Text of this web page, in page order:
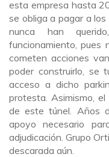
esta empresa hasta
se obliga a pagar a
nunca han querido,
funcionamiento , pues
cometen acciones
poder construirlo , se
acceso a dicho
protesta Asimismo,
de este túnel . Años
apoyo necesario
adjudicación .Grupo
descarada aún.